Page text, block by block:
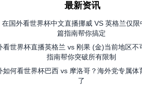
最新资讯
在国外看世界杯中文直播挪威 VS 英格兰仅
篇指南帮你搞定
看世界杯直播英格兰 vs 刚果 (金)当前地区不
指南帮你突破所有限制
如何看世界杯巴西 vs 摩洛哥？海外党专属体
了